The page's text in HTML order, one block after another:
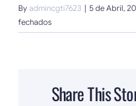
Byadmincgti7623 | 5 de Abril,
fechadosem
Quando
o
Share This